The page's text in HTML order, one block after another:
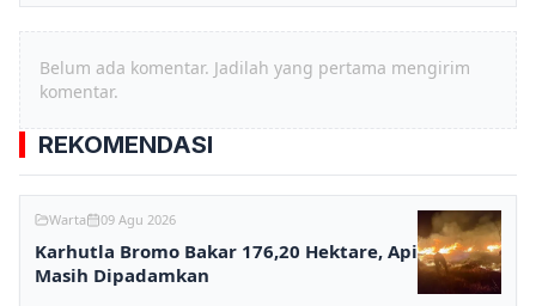
Belum ada komentar. Jadilah yang pertama mengirim
komentar.
REKOMENDASI
Warta 09 Agu 2026
Karhutla Bromo Bakar 176,20 Hektare, Api
Masih Dipadamkan